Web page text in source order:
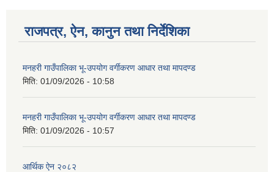
राजपत्र, ऐन, कानुन तथा निर्देशिका
मनहरी गाउँपालिका भू-उपयोग वर्गीकरण आधार तथा मापदण्ड
मिति: 01/09/2026 - 10:58
मनहरी गाउँपालिका भू-उपयोग वर्गीकरण आधार तथा मापदण्ड
मिति: 01/09/2026 - 10:57
आर्थिक ऐन २०८२